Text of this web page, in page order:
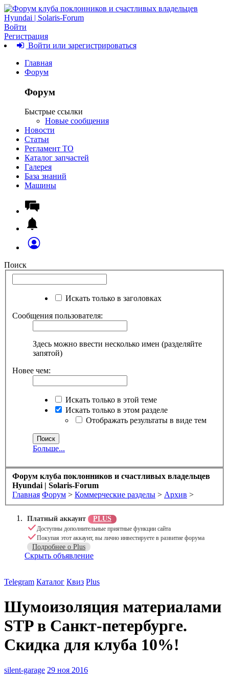
Войти
Регистрация
Войти или зарегистрироваться
Главная
Форум
Форум
Быстрые ссылки
Новые сообщения
Новости
Статьи
Регламент ТО
Каталог запчастей
Галерея
База знаний
Машины
Поиск
Искать только в заголовках
Сообщения пользователя:
Здесь можно ввести несколько имен (разделяйте
запятой)
Новее чем:
Искать только в этой теме
Искать только в этом разделе
Отображать результаты в виде тем
Больше...
Форум клуба поклонников и счастливых владельцев
Hyundai | Solaris-Forum
Главная Форум > Коммерческие разделы > Архив >
Платный аккаунт PLUS
Доступны дополнительные приятные функции сайта
Покупая этот аккаунт, вы лично инвестируете в развитие форума
Подробнее о Plus
Скрыть объявление
Telegram Каталог Квиз Plus
Шумоизоляция материалами
STP в Санкт-петербурге.
Скидка для клуба 10%!
silent-garage 29 ноя 2016